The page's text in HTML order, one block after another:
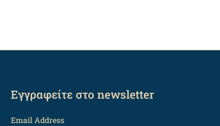
Εγγραφείτε στο newsletter
Email Address